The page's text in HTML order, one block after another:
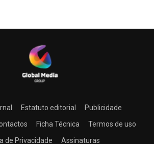
Estatuto editorial
Publicidade
Ficha Técnica
Termos de uso
de Privacidade
Assinaturas